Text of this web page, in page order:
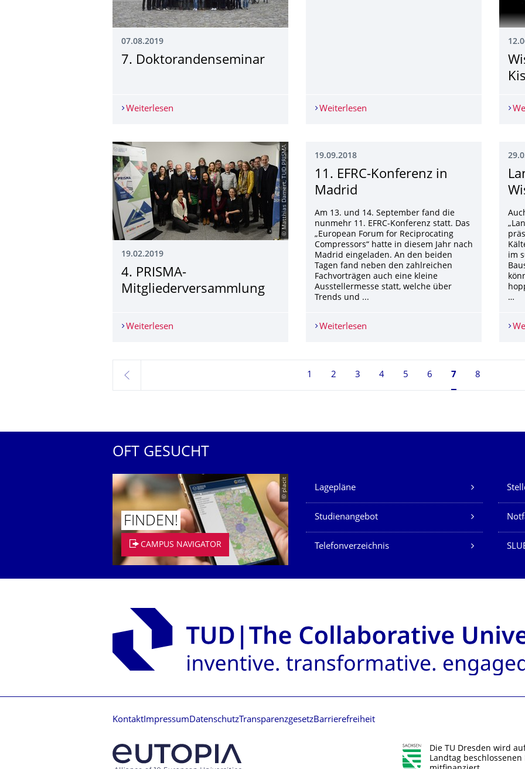
07.08.2019
7. Doktorandenseminar
Weiterlesen Weiterlesen 26. JUNI 2019 - WELTTAG DER
© Matthias Damert, TUD PRISMA
19.02.2019
4. PRISMA-
Mitgliederversamm­lung
Weiterlesen
19.09.2018
11. EFRC-Konferenz in
Madrid
Am 13. und 14. September fand die
nunmehr 11. EFRC-Konferenz statt. Das
„European Forum for Reciprocating
Compressors“ hatte in diesem Jahr nach
Madrid eingeladen. An den beiden
Tagen fand neben den zahlreichen
Fachvorträgen auch eine kleine
Ausstellermesse statt, welche über
Trends und ...
Weiterlesen
im
…
zurück
1 2 3 4 5 6 Seite 7, aktuell
7 8
OFT GESUCHT
© placit
FINDEN!
CAMPUS NAVIGATOR
Unsere Dienste
Lagepläne
Studienangebot
Telefonverzeichnis
KontaktImpressumDatenschutz TransparenzgesetzBarrierefreiheit
Die TU Dresden wird
Landtag